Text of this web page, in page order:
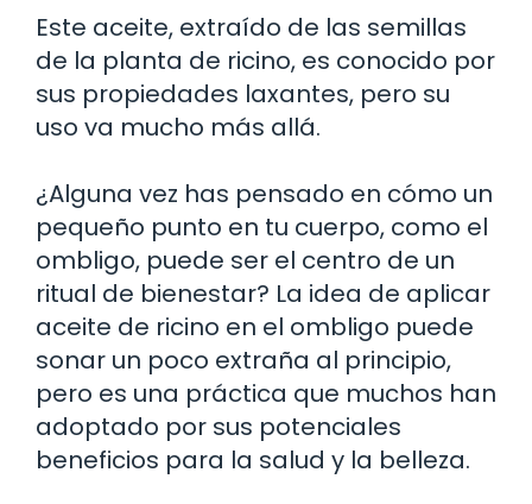
Este aceite, extraído de las semillas
de la planta de ricino, es conocido por
sus propiedades laxantes, pero su
uso va mucho más allá.
¿Alguna vez has pensado en cómo un
pequeño punto en tu cuerpo, como el
ombligo, puede ser el centro de un
ritual de bienestar? La idea de aplicar
aceite de ricino en el ombligo puede
sonar un poco extraña al principio,
pero es una práctica que muchos han
adoptado por sus potenciales
beneficios para la salud y la belleza.